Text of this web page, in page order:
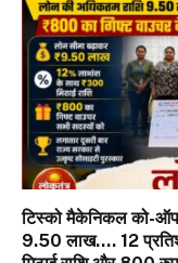
टिस्को मैकेनिकल को-
9.50 लाख…. 12